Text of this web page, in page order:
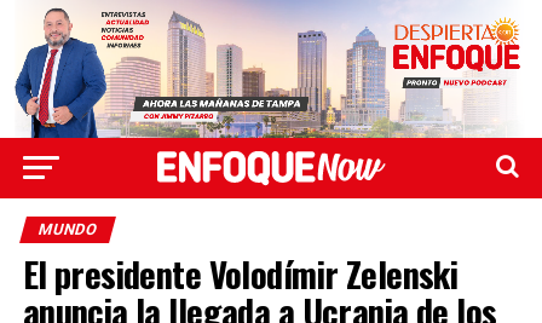
MUNDO
El presidente Volodímir Zelenski
anuncia la llegada a Ucrania de los